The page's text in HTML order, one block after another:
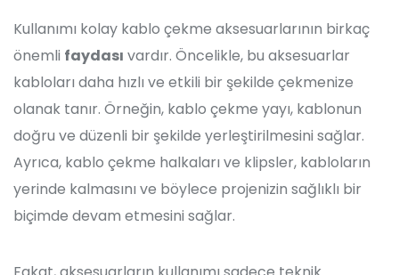
Kullanımı kolay kablo çekme aksesuarlarının birkaç
önemli faydası vardır. Öncelikle, bu aksesuarlar
kabloları daha hızlı ve etkili bir şekilde çekmenize
olanak tanır. Örneğin, kablo çekme yayı, kablonun
doğru ve düzenli bir şekilde yerleştirilmesini sağlar.
Ayrıca, kablo çekme halkaları ve klipsler, kabloların
yerinde kalmasını ve böylece projenizin sağlıklı bir
biçimde devam etmesini sağlar.